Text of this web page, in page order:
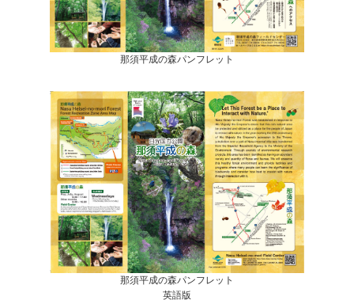
那須平成の森パンフレット
那須平成の森パンフレット
英語版